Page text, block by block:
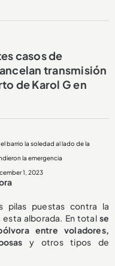
casos de
transmisión
de Karol G en
barrio la soledad al lado de la
la emergencia
1, 2023
pilas puestas contra la
esta alborada. En total se
entre voladores,
y otros tipos de